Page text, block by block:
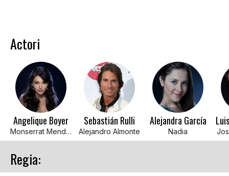
Actori
Angelique Boyer
Monserrat Mendoza
Sebastián Rulli
Alejandro Almonte
Alejandra García
Nadia
Regia: